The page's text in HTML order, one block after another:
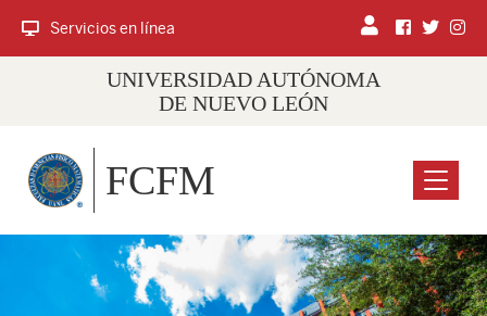
Servicios en línea
UNIVERSIDAD AUTÓNOMA
DE NUEVO LEÓN
Menu
FCFM